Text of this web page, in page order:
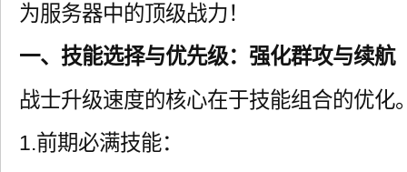
为服务器中的顶级战力！
一、技能选择与优先级：强化群攻与续航
战士升级速度的核心在于技能组合的优化
1.前期必满技能：